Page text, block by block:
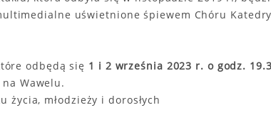
uświetnione śpiewem Chóru
odbędą się 1 i 2 września 2023 r. o godz.
Wawelu.
młodzieży i dorosłych